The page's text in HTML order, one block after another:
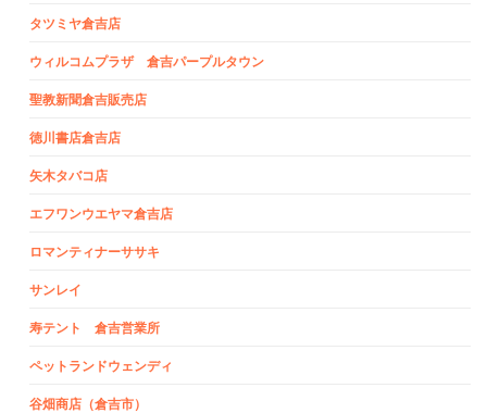
タツミヤ倉吉店
ウィルコムプラザ 倉吉パープルタウン
聖教新聞倉吉販売店
徳川書店倉吉店
矢木タバコ店
エフワンウエヤマ倉吉店
ロマンティナーササキ
サンレイ
寿テント 倉吉営業所
ペットランドウェンディ
谷畑商店（倉吉市）